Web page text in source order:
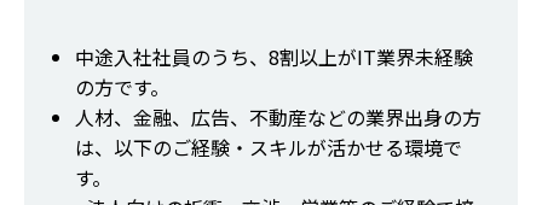
中途入社社員のうち、8割以上がIT業界未経験
の方です。
人材、金融、広告、不動産などの業界出身の方
は、以下のご経験・スキルが活かせる環境で
す。